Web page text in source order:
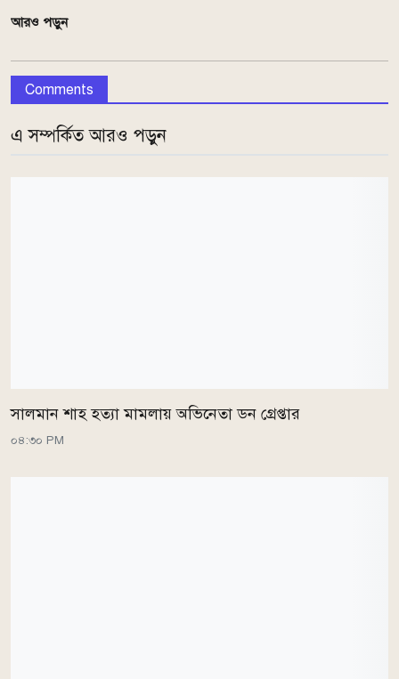
আরও পড়ুন
Comments
এ সম্পর্কিত আরও পড়ুন
সালমান শাহ হত্যা মামলায় অভিনেতা ডন গ্রেপ্তার
০৪:৩০ PM